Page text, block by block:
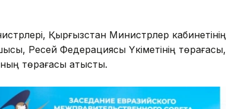
Қырғызстан Министрлер кабинетінің
Ресей Федерациясы Үкіметінің төрағасы,
төрағасы қатысты.